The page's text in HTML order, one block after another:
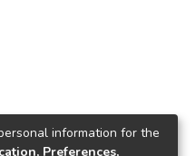
information for the
Preferences,